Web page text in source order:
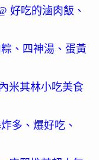
好吃的滷肉飯、
、四神湯、蛋黃
米其林小吃美食
多、爆好吃、